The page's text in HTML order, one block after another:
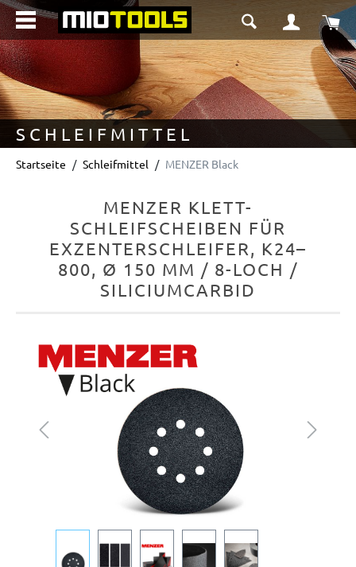
springen
SCHLEIFMITTEL
Startseite Schleifmittel MENZER Black
MENZER KLETT-
SCHLEIFSCHEIBEN FÜR
EXZENTERSCHLEIFER, K24–
800, Ø 150 MM / 8-LOCH /
SILICIUMCARBID
Bildergalerie überspringen